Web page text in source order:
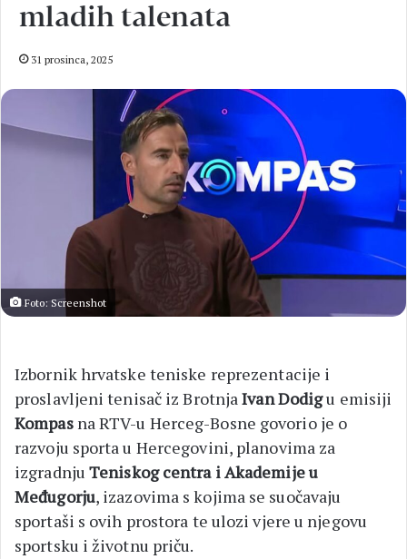
mladih talenata
31 prosinca, 2025
Foto: Screenshot
Izbornik hrvatske teniske reprezentacije i
proslavljeni tenisač iz BrotnjaIvan Dodigu emisiji
Kompasna RTV-u Herceg-Bosne govorio je o
razvoju sporta u Hercegovini, planovima za
izgradnju Teniskog centra i Akademije u
Međugorju, izazovima s kojima se suočavaju
sportaši s ovih prostora te ulozi vjere u njegovu
sportsku i životnu priču.